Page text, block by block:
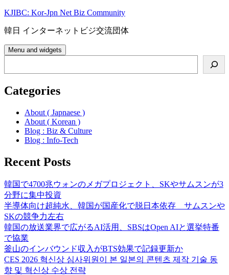
Skip
content
KJIBC: Kor-Jpn Net Biz Community
韓日 インターネットビジ交流団体
Menu and widgets
Categories
About ( Japnaese )
About ( Korean )
Blog : Biz & Culture
Blog : Info-Tech
Recent Posts
韓国で4700兆ウォンのメガプロジェクト、SKやサムスンが3
分野に集中投資
半導体向け超純水、韓国が国産化で脱日本依存 サムスンや
SKの競争力左右
韓国の放送業界で広がるAI活用、SBSはOpen AIと選挙特番
で協業
釜山のインバウンド収入がBTS効果で記録更新か
CES 2026 혁신상 심사위원이 본 일본의 콘텐츠 제작 기술 동
향 및 혁신상 수상 전략